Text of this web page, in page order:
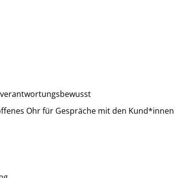
Ohr für Gespräche mit den Kund*innen